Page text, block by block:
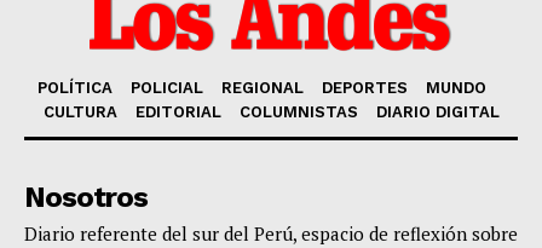
POLÍTICA POLICIAL REGIONAL DEPORTES
MUNDO
CULTURA
EDITORIAL COLUMNISTAS DIARIO DIGITAL
Nosotros
Diario referente del sur del Perú, espacio de reflexión sobre